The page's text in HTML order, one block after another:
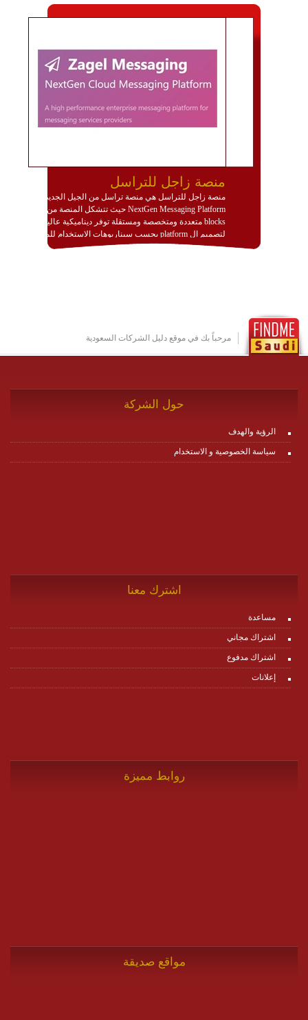
منصة زاجل للتراسل
منصة زاجل للتراسل هي منصة تراسل من الجيل الجديد
NextGen Messaging Platform حيث تتشكل المنصة من
blocks متعددة ومتخصصة ومستقلة توفر ديناميكية عالية
لتصميم ال platform بحسب سيناريوهات الاستخدام للمنصة
وتتوافق مع النشر والاستثمار ضمن بيئة استضافة dedicated
http://www.plutosms.com/zagel
مرحباً بك في موقع دليل الشركات السعودية
حول الشركة
الرؤية والهدف
سياسة الخصوصية و الاستخدام
اشترك معنا
مساعدة
اشتراك مجاني
اشتراك مدفوع
إعلانات
روابط مميزة
مواقع صديقة